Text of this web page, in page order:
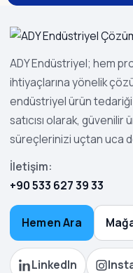
ADY Endüstriyel; hem
ihtiyaçlarına yönelik
endüstriyel ürün tedariği
satıcısı olarak, güvenilir
süreçlerinizi uçtan uca
İletişim:
+90 533 627 39 33
Hemen Ara
LinkedIn